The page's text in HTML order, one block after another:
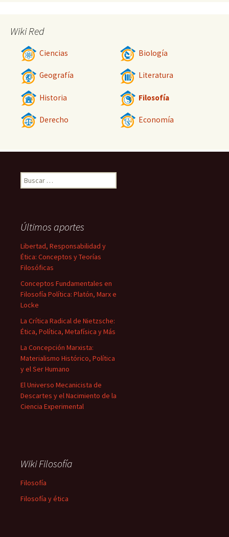
Wiki Red
Ciencias Biología
Geografía Literatura
Historia Filosofía
Derecho Economía
Buscar:
Últimos aportes
Libertad, Responsabilidad y
Ética: Conceptos y Teorías
Filosóficas
Conceptos Fundamentales en
Filosofía Política: Platón, Marx e
Locke
La Crítica Radical de Nietzsche:
Ética, Política, Metafísica y Más
La Concepción Marxista:
Materialismo Histórico, Política
y el Ser Humano
El Universo Mecanicista de
Descartes y el Nacimiento de la
Ciencia Experimental
Wiki Filosofía
Filosofía
Filosofía y ética